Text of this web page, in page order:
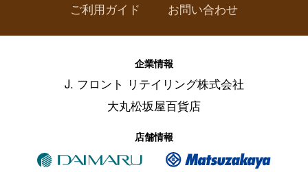
ご利用ガイド お問い合わせ
企業情報
J. フロント リテイリング株式会社
大丸松坂屋百貨店
店舗情報